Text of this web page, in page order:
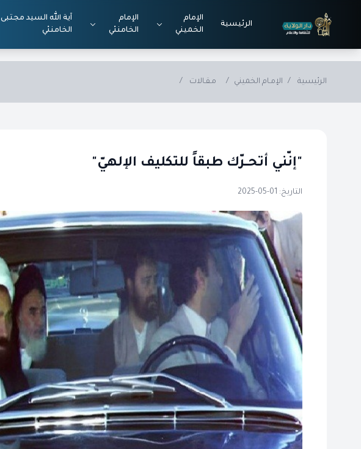
الرئيسية
الإمام
الخميني
الإمام
الخامنئي
آية الله السيد مجتبى
الخامنئي
الرئيسية / الإمـام الخميني / مـقـالات /
"إنّني أتحـــرّك طبقاً للتكليف الإلهيّ"
التاريخ: 01-05-2025